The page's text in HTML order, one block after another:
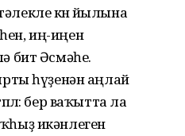
көнө йылына
иң-иңен
бит Әсмәһе.
һүҙенән аңлай
бер ваҡытта ла
икәнлеген